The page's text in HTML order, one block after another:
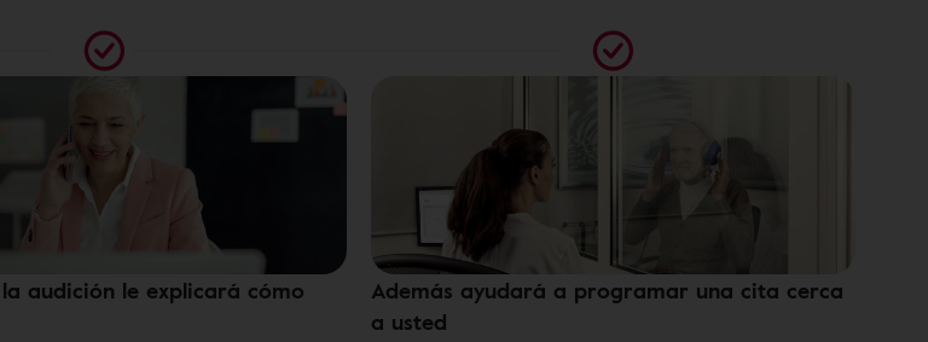
audición le explicará cómo
Además ayudará a programar una cita cerca
a usted